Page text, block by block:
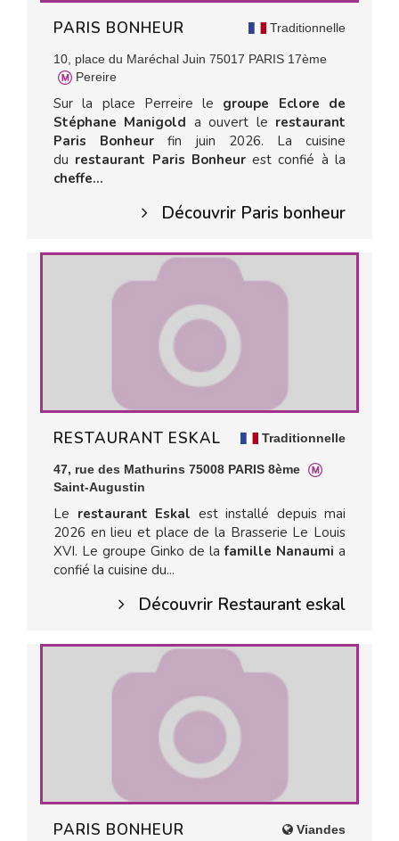
Traditionnelle
PARIS BONHEUR
10, place du Maréchal Juin 75017 PARIS 17ème
Pereire
Sur la place Perreire le groupe Eclore de
Stéphane Manigold a ouvert le restaurant
Paris Bonheurfin juin 2026. La cuisine
du restaurant Paris Bonheurest confié à la
cheffe...
Découvrir Paris bonheur
Traditionnelle
RESTAURANT ESKAL
47, rue des Mathurins 75008 PARIS 8ème
Saint-Augustin
Le restaurant Eskal est installé depuis mai
2026 en lieu et place de la Brasserie Le Louis
XVI. Le groupe Ginko de la famille Nanaumi a
confié la cuisine du...
Découvrir Restaurant eskal
Viandes
PARIS BONHEUR